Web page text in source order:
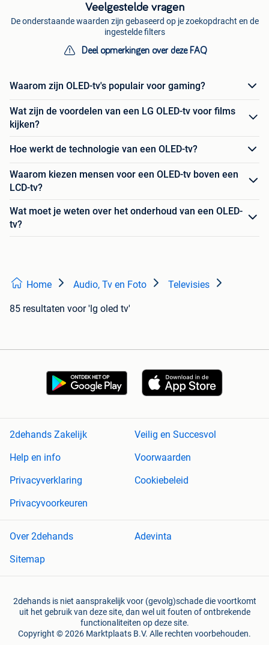
Veelgestelde vragen
De onderstaande waarden zijn gebaseerd op je zoekopdracht en de
ingestelde filters
Deel opmerkingen over deze FAQ
Waarom zijn OLED-tv's populair voor gaming?
Wat zijn de voordelen van een LG OLED-tv voor films
kijken?
Hoe werkt de technologie van een OLED-tv?
Waarom kiezen mensen voor een OLED-tv boven een
LCD-tv?
Wat moet je weten over het onderhoud van een OLED-
tv?
Home Audio, Tv en Foto Televisies
85 resultaten voor 'lg oled tv'
2dehands Zakelijk
Veilig en Succesvol
Help en info
Voorwaarden
Privacyverklaring
Cookiebeleid
Privacyvoorkeuren
Over 2dehands
Adevinta
Sitemap
2dehands is niet aansprakelijk voor (gevolg)schade die voortkomt
uit het gebruik van deze site, dan wel uit fouten of ontbrekende
functionaliteiten op deze site.
Copyright © 2026 Marktplaats B.V. Alle rechten voorbehouden.